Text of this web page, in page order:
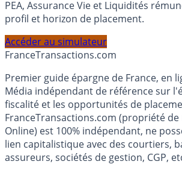
Calculez la répartition théorique de
PEA, Assurance Vie et Liquidités
profil et horizon de placement.
Accéder au simulateur
FranceTransactions.com
Premier guide épargne de France, en
Média indépendant de référence sur
fiscalité et les opportunités de
FranceTransactions.com (propriété de
Online) est 100% indépendant, ne
lien capitalistique avec des courtiers,